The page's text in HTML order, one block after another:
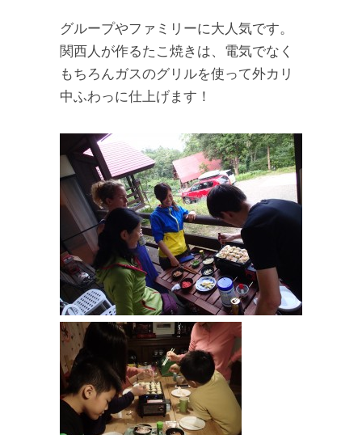
グループやファミリーに大人気です。
関西人が作るたこ焼きは、電気でなく
もちろんガスのグリルを使って外カリ
中ふわっに仕上げます！